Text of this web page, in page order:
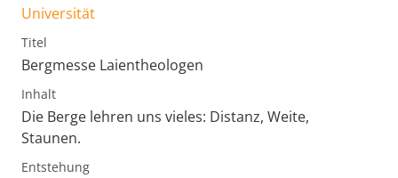
Universität
Titel
Bergmesse Laientheologen
Inhalt
Die Berge lehren uns vieles: Distanz, Weite,
Staunen.
Entstehung